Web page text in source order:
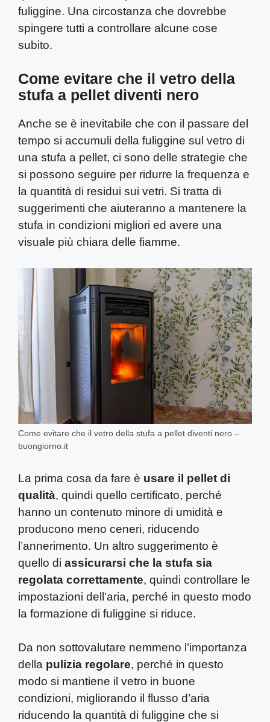
fuliggine. Una circostanza che dovrebbe
spingere tutti a controllare alcune cose
subito.
Come evitare che il vetro della
stufa a pellet diventi nero
Anche se è inevitabile che con il passare del
tempo si accumuli della fuliggine sul vetro di
una stufa a pellet, ci sono delle strategie che
si possono seguire per ridurre la frequenza e
la quantità di residui sui vetri. Si tratta di
suggerimenti che aiuteranno a mantenere la
stufa in condizioni migliori ed avere una
visuale più chiara delle fiamme.
Come evitare che il vetro della stufa a pellet diventi nero –
buongiorno.it
La prima cosa da fare è usare il pellet di
qualità, quindi quello certificato, perché
hanno un contenuto minore di umidità e
producono meno ceneri, riducendo
l’annerimento. Un altro suggerimento è
quello di assicurarsi che la stufa sia
regolata correttamente, quindi controllare le
impostazioni dell’aria, perché in questo modo
la formazione di fuliggine si riduce.
Da non sottovalutare nemmeno l’importanza
della pulizia regolare, perché in questo
modo si mantiene il vetro in buone
condizioni, migliorando il flusso d’aria
riducendo la quantità di fuliggine che si